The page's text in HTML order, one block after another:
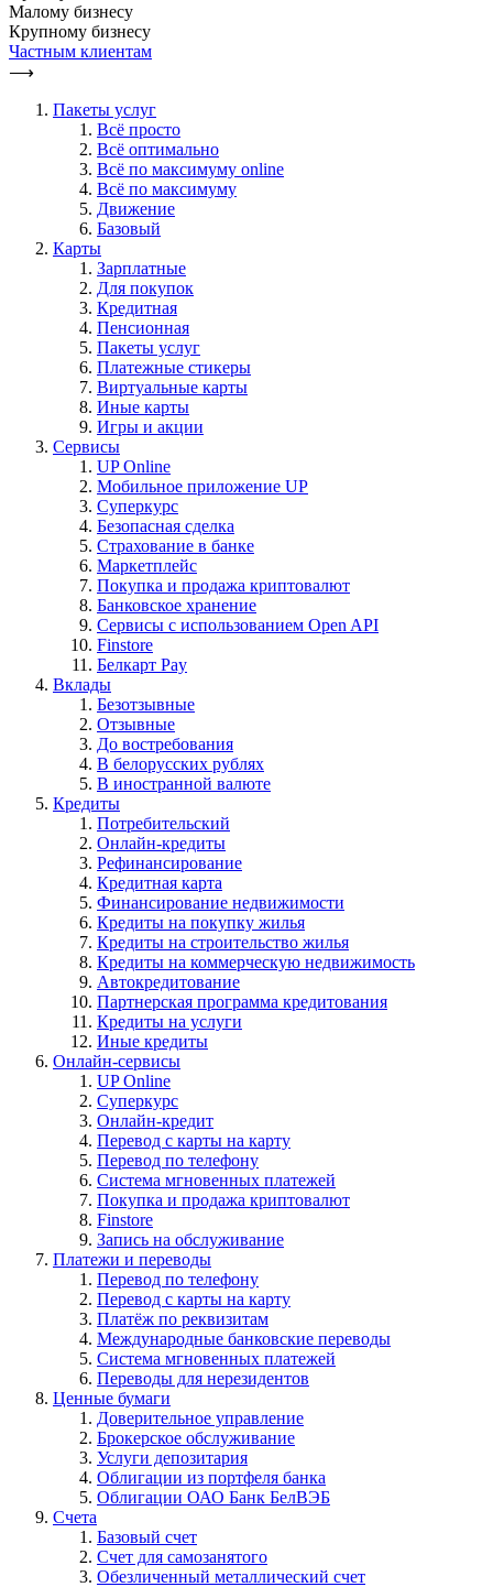
Малому бизнесу
Крупному бизнесу
Частным клиентам
⟶
Пакеты услуг
Всё просто
Всё оптимально
Всё по максимуму online
Всё по максимуму
Движение
Базовый
Карты
Зарплатные
Для покупок
Кредитная
Пенсионная
Пакеты услуг
Платежные стикеры
Виртуальные карты
Иные карты
Игры и акции
Сервисы
UP Online
Мобильное приложение UP
Суперкурс
Безопасная сделка
Страхование в банке
Маркетплейс
Покупка и продажа криптовалют
Банковское хранение
Сервисы с использованием Open API
Finstore
Белкарт Pay
Вклады
Безотзывные
Отзывные
До востребования
В белорусских рублях
В иностранной валюте
Кредиты
Потребительский
Онлайн-кредиты
Рефинансирование
Кредитная карта
Финансирование недвижимости
Кредиты на покупку жилья
Кредиты на строительство жилья
Кредиты на коммерческую недвижимость
Автокредитование
Партнерская программа кредитования
Кредиты на услуги
Иные кредиты
Онлайн-сервисы
UP Online
Суперкурс
Онлайн-кредит
Перевод с карты на карту
Перевод по телефону
Система мгновенных платежей
Покупка и продажа криптовалют
Finstore
Запись на обслуживание
Платежи и переводы
Перевод по телефону
Перевод с карты на карту
Платёж по реквизитам
Международные банковские переводы
Система мгновенных платежей
Переводы для нерезидентов
Ценные бумаги
Доверительное управление
Брокерское обслуживание
Услуги депозитария
Облигации из портфеля банка
Облигации ОАО Банк БелВЭБ
Счета
Базовый счет
Счет для самозанятого
Обезличенный металлический счет